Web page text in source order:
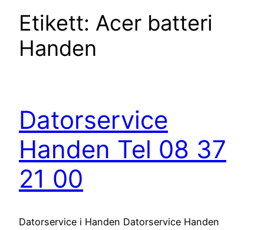
Etikett: Acer batteri
Handen
Datorservice
Handen Tel 08 37
21 00
Datorservice i Handen Datorservice Handen